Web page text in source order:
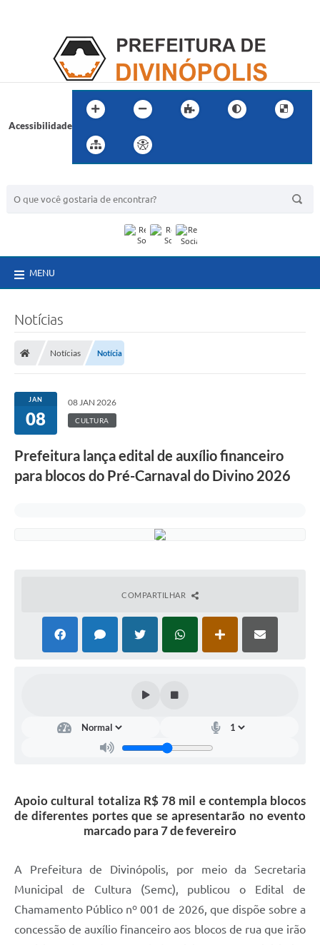
Acessibilidade
MENU
Notícias
Notícias Notícia
JAN
08
08 JAN 2026
CULTURA
Prefeitura lança edital de auxílio financeiro
para blocos do Pré-Carnaval do Divino 2026
COMPARTILHAR
Apoio cultural totaliza R$ 78 mil e contempla blocos
de diferentes portes que se apresentarão no evento
marcado para 7 de fevereiro
A Prefeitura de Divinópolis, por meio da Secretaria
Municipal de Cultura (Semc), publicou o Edital de
Chamamento Público nº 001 de 2026, que dispõe sobre a
concessão de auxílio financeiro aos blocos de rua que irão